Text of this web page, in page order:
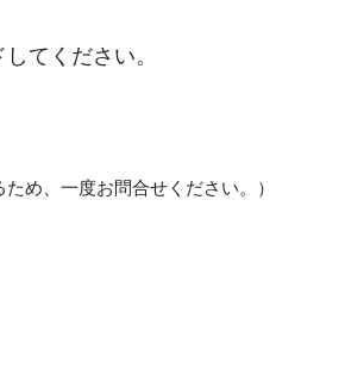
てください。
ため、一度お問合せください。）